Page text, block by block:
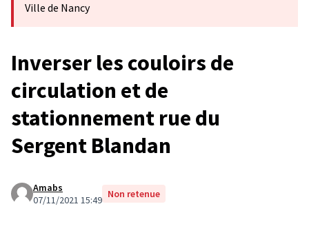
Ville de Nancy
Inverser les couloirs de
circulation et de
stationnement rue du
Sergent Blandan
Amabs
07/11/2021 15:49 Non retenue